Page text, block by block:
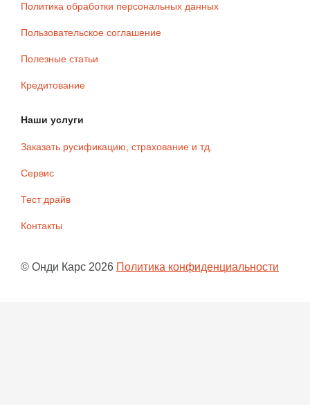
Политика обработки персональных данных
Пользовательское соглашение
Полезные статьи
Кредитование
Наши услуги
Заказать русификацию, страхование и тд.
Сервис
Тест драйв
Контакты
© Онди Карс 2026 Политика конфиденциальности